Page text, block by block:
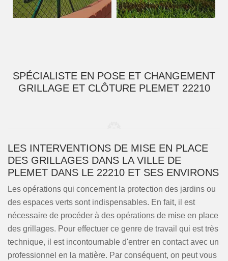
SPÉCIALISTE EN POSE ET CHANGEMENT
GRILLAGE ET CLÔTURE PLEMET 22210
LES INTERVENTIONS DE MISE EN PLACE
DES GRILLAGES DANS LA VILLE DE
PLEMET DANS LE 22210 ET SES ENVIRONS
Les opérations qui concernent la protection des jardins ou
des espaces verts sont indispensables. En fait, il est
nécessaire de procéder à des opérations de mise en place
des grillages. Pour effectuer ce genre de travail qui est très
technique, il est incontournable d'entrer en contact avec un
professionnel en la matière. Par conséquent, on peut vous